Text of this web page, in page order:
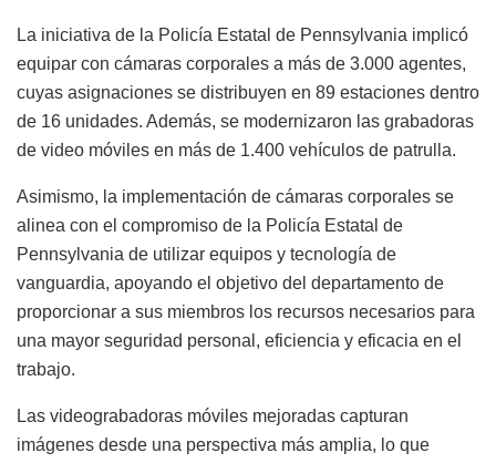
La iniciativa de la Policía Estatal de Pennsylvania implicó
equipar con cámaras corporales a más de 3.000 agentes,
cuyas asignaciones se distribuyen en 89 estaciones dentro
de 16 unidades. Además, se modernizaron las grabadoras
de video móviles en más de 1.400 vehículos de patrulla.
Asimismo, la implementación de cámaras corporales se
alinea con el compromiso de la Policía Estatal de
Pennsylvania de utilizar equipos y tecnología de
vanguardia, apoyando el objetivo del departamento de
proporcionar a sus miembros los recursos necesarios para
una mayor seguridad personal, eficiencia y eficacia en el
trabajo.
Las videograbadoras móviles mejoradas capturan
imágenes desde una perspectiva más amplia, lo que